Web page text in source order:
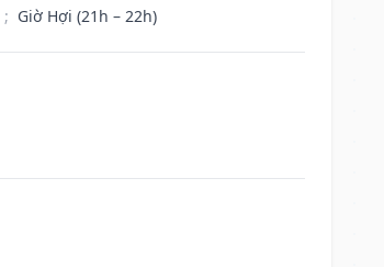
; Giờ Hợi (21h – 22h)